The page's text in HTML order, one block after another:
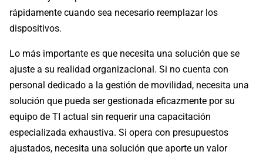
rápidamente cuando sea necesario reemplazar los
dispositivos.
Lo más importante es que necesita una solución que se
ajuste a su realidad organizacional. Si no cuenta con
personal dedicado a la gestión de movilidad, necesita una
solución que pueda ser gestionada eficazmente por su
equipo de TI actual sin requerir una capacitación
especializada exhaustiva. Si opera con presupuestos
ajustados, necesita una solución que aporte un valor